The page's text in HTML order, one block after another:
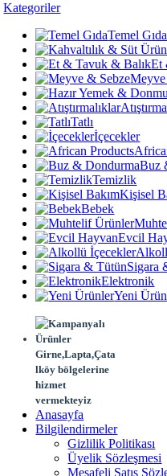
Kategoriler
Temel Gıda
Et
Tatlı
İçecekler
Buz
Temizlik
Kişisel
Bebek
Evcil
Sigara
Elektronik
Yeni
Girne,Lapta,Çata
lköy bölgelerine
hizmet
vermekteyiz
Anasayfa
Bilgilendirmeler
Gizlilik Politikası
Üyelik Sözleşmesi
Mesafeli Satış